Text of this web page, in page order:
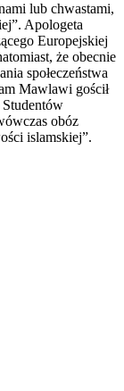
lub chwastami,
Apologeta
Europejskiej
że obecnie
społeczeństwa
Mawlawi gościł
obóz
islamskiej”.